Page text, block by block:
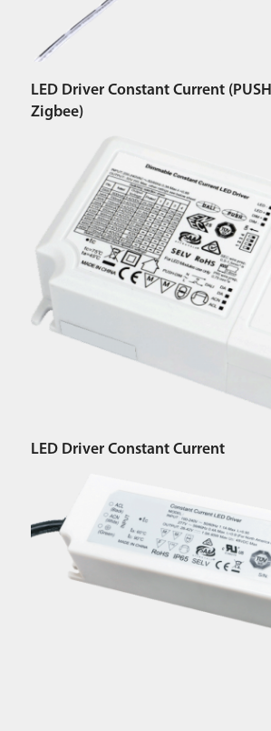
LED Driver Constant Current
Zigbee)
LED Driver Constant Current